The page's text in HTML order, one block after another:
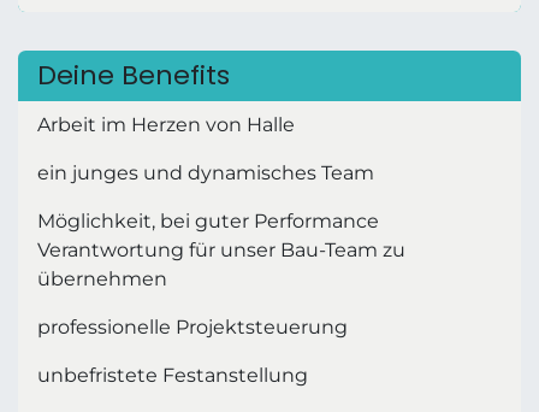
Deine Benefits
Arbeit im Herzen von Halle
ein junges und dynamisches Team
Möglichkeit, bei guter Performance
Verantwortung für unser Bau-Team zu
übernehmen
professionelle Projektsteuerung
unbefristete Festanstellung